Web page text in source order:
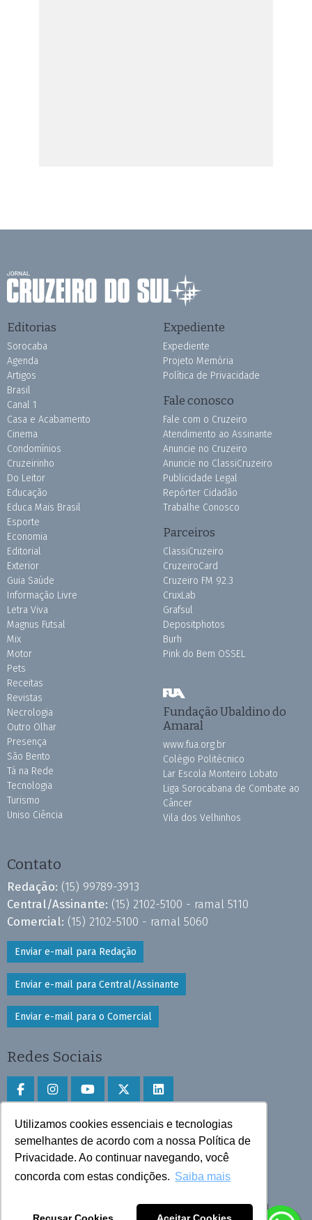
Utilizamos cookies essenciais e tecnologias
semelhantes de acordo com a nossa Política de
Privacidade. Ao continuar navegando, você
concorda com estas condições. Saiba mais
Editorias
Sorocaba
Agenda
Artigos
Brasil
Canal 1
Casa e Acabamento
Cinema
Condomínios
Cruzeirinho
Do Leitor
Educação
Educa Mais Brasil
Esporte
Economia
Editorial
Exterior
Guia Saúde
Informação Livre
Letra Viva
Magnus Futsal
Mix
Motor
Pets
Receitas
Revistas
Necrologia
Outro Olhar
Presença
São Bento
Tá na Rede
Tecnologia
Turismo
Uniso Ciência
Expediente
Expediente
Projeto Memória
Política de Privacidade
Fale conosco
Fale com o Cruzeiro
Atendimento ao Assinante
Anuncie no Cruzeiro
Anuncie no ClassiCruzeiro
Publicidade Legal
Repórter Cidadão
Trabalhe Conosco
Parceiros
ClassiCruzeiro
CruzeiroCard
Cruzeiro FM 92.3
CruxLab
Grafsul
Depositphotos
Burh
Pink do Bem OSSEL
Fundação Ubaldino do
Amaral
www.fua.org.br
Colégio Politécnico
Lar Escola Monteiro Lobato
Liga Sorocabana de Combate ao
Câncer
Vila dos Velhinhos
Contato
Redação: (15) 99789-3913
Central/Assinante: (15) 2102-5100 - ramal 5110
Comercial: (15) 2102-5100 - ramal 5060
Enviar e-mail para Redação
Enviar e-mail para Central/Assinante
Enviar e-mail para o Comercial
Redes Sociais
Faça download do aplicativo
Play Store e App Store
Todos os direitos reservados © 2025 Cruzeiro do Sul